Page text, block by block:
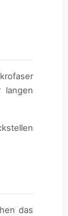
langen
das